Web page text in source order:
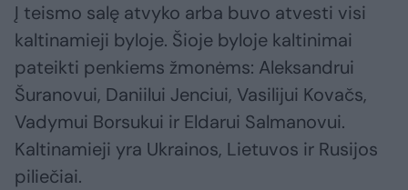
Į teismo salę atvyko arba buvo atvesti visi
kaltinamieji byloje. Šioje byloje kaltinimai
pateikti penkiems žmonėms: Aleksandrui
Šuranovui, Daniilui Jenciui, Vasilijui Kovačs,
Vadymui Borsukui ir Eldarui Salmanovui.
Kaltinamieji yra Ukrainos, Lietuvos ir Rusijos
piliečiai.